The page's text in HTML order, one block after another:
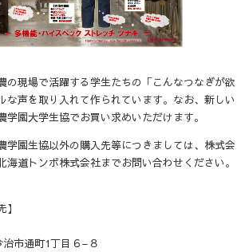
の現場で活躍する学生たちの「こんなつなぎが欲
な声を取り入れて作られています。なお、新しい
学園大学生協でお買い求めいただけます。
学園生協以外の購入先等につきましては、株式会
海道トンボ株式会社までお問い合わせください。
治市通町1丁目６– ８